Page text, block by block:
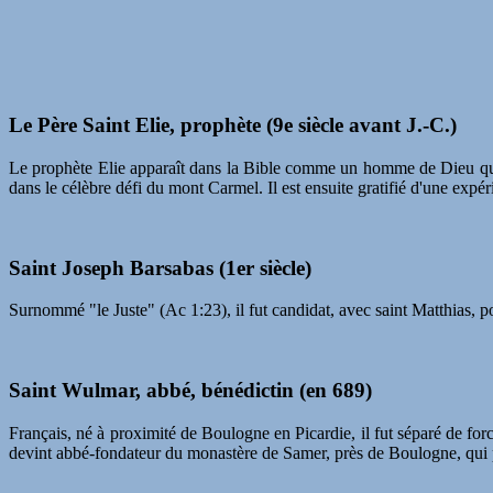
Le Père Saint Elie, prophète (9e siècle avant J.-C.)
Le prophète Elie apparaît dans la Bible comme un homme de Dieu
dans le célèbre défi du mont Carmel. Il est ensuite gratifié d'une
Saint Joseph Barsabas (1er siècle)
Surnommé "le Juste" (Ac 1:23), il fut candidat, avec saint Matthias,
Saint Wulmar, abbé, bénédictin (en 689)
Français, né à proximité de Boulogne en Picardie, il fut séparé de
devint abbé-fondateur du monastère de Samer, près de Boulogne,